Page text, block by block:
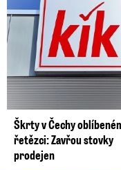
Škrty v Čechy
řetězci: Zavřou stovky
prodejen